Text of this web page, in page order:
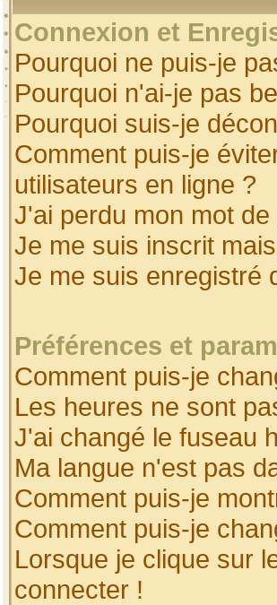
Connexion et
Pourquoi ne puis-je
Pourquoi n'ai-je pas
Pourquoi suis-je
Comment puis-je
utilisateurs en ligne ?
J'ai perdu mon mot de
Je me suis inscrit
Je me suis enregistré
Préférences et
Comment puis-je
Les heures ne sont
J'ai changé le fuseau
Ma langue n'est pas
Comment puis-je
Comment puis-je
Lorsque je clique sur
connecter !